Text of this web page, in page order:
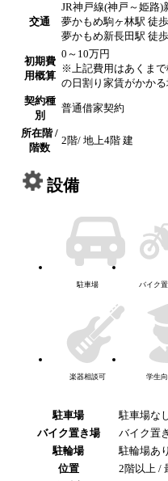
交通
JR神戸線(神戸～姫路)
夢かもめ駒ヶ林駅 徒
夢かもめ新長田駅 徒
初期費
用概算
0～10万円
※上記費用はあくま
の日割り家賃がかかる
契約種
別
普通借家契約
所在階 /
階数
2階/ 地上4階 建
設備
駐車場 バイク
楽器相談可 学生
駐車場
駐車場な
バイク置き場
バイク置
駐輪場
駐輪場あ
位置
2階以上 /